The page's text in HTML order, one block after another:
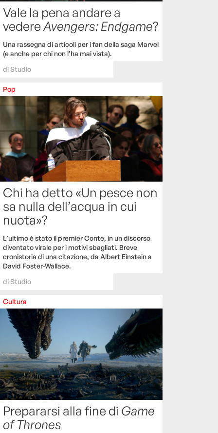
Vale la pena andare a
vedereAvengers: Endgame?
Una rassegna di articoli per i fan della saga Marvel
(e anche per chi non l’ha mai vista).
diStudio
Pop
Chi ha detto «Un pesce non
sa nulla dell’acqua in cui
nuota»?
L’ultimo è stato il premier Conte, in un discorso
diventato virale per i motivi sbagliati. Breve
cronistoria di una citazione, da Albert Einstein a
David Foster-Wallace.
diStudio
Cultura
Prepararsi alla fine di Game
of Thrones